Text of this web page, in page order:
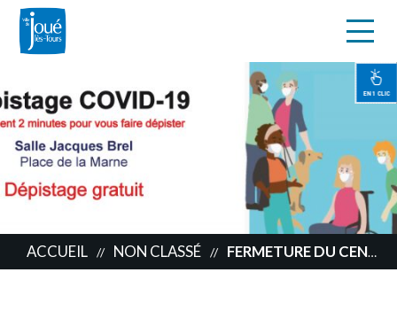
contenu
principal
EN 1 CLIC
ACCUEIL // NON CLASSÉ // FERMETURE DU CENTRE DE DÉPISTAGE